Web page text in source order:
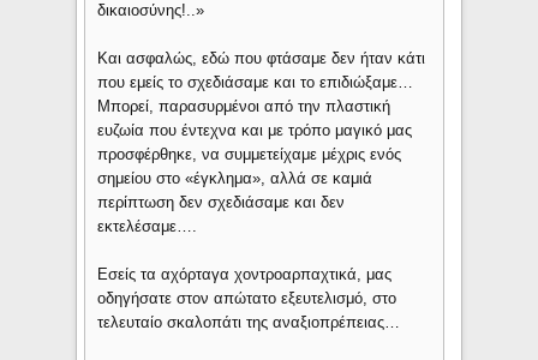
δικαιοσύνης!..»
Και ασφαλώς, εδώ που φτάσαμε δεν ήταν κάτι
που εμείς το σχεδιάσαμε και το επιδιώξαμε…
Μπορεί, παρασυρμένοι από την πλαστική
ευζωία που έντεχνα και με τρόπο μαγικό μας
προσφέρθηκε, να συμμετείχαμε μέχρις ενός
σημείου στο «έγκλημα», αλλά σε καμιά
περίπτωση δεν σχεδιάσαμε και δεν
εκτελέσαμε….
Εσείς τα αχόρταγα χοντροαρπαχτικά, μας
οδηγήσατε στον απώτατο εξευτελισμό, στο
τελευταίο σκαλοπάτι της αναξιοπρέπειας…